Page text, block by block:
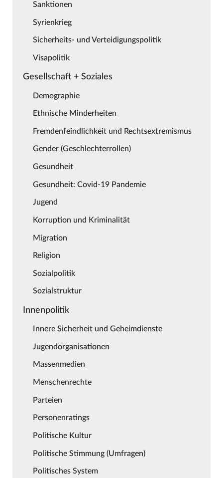
Sanktionen
Syrienkrieg
Sicherheits- und Verteidigungspolitik
Visapolitik
Gesellschaft + Soziales
Demographie
Ethnische Minderheiten
Fremdenfeindlichkeit und Rechtsextremismus
Gender (Geschlechterrollen)
Gesundheit
Gesundheit: Covid-19 Pandemie
Jugend
Korruption und Kriminalität
Migration
Religion
Sozialpolitik
Sozialstruktur
Innenpolitik
Innere Sicherheit und Geheimdienste
Jugendorganisationen
Massenmedien
Menschenrechte
Parteien
Personenratings
Politische Kultur
Politische Stimmung (Umfragen)
Politisches System